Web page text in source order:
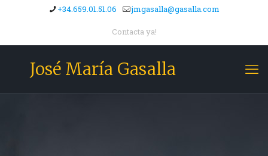
+34.659.01.51.06 jmgasalla@gasalla.com
Contacta ya!
José María Gasalla